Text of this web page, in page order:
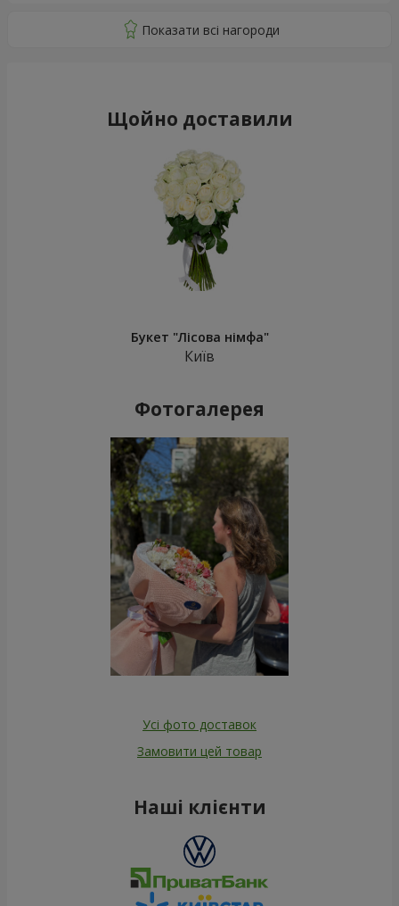
Щойно доставили
Букет "Лісова німфа"
Київ
Фотогалерея
Усі фото доставок
Замовити цей товар
Наші клієнти